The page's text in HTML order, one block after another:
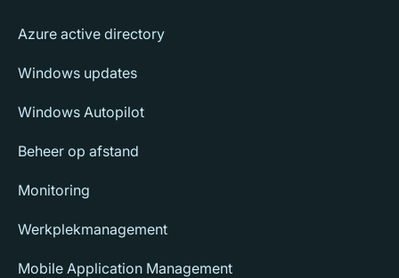
Azure active directory
Windows updates
Windows Autopilot
Beheer op afstand
Monitoring
Werkplekmanagement
Mobile Application Management